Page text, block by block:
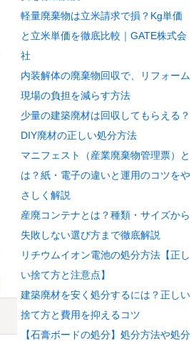
軽量廃棄物は立米請求で損？Kg単価
と立米単価を徹底比較｜GATE株式会
社
内装解体の廃棄物回収で、リフォーム
現場の負担を減らす方法
少量の建築廃材は回収してもらえる？
DIY廃材の正しい処分方法
マニフェスト（産業廃棄物管理票）と
は？紙・電子の違いと運用のコツをや
さしく解説
産廃コンテナとは？種類・サイズから
失敗しない選び方まで徹底解説
リチウムイオン電池の処分方法【正し
い捨て方と注意点】
建築廃材を安く処分するには？正しい
捨て方と費用を抑えるコツ
【石膏ボードの処分】処分方法や処分